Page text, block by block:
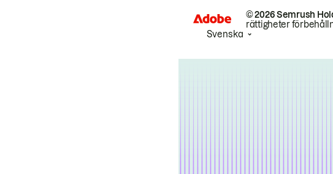
© 2026 Semrush
rättigheter
Svenska